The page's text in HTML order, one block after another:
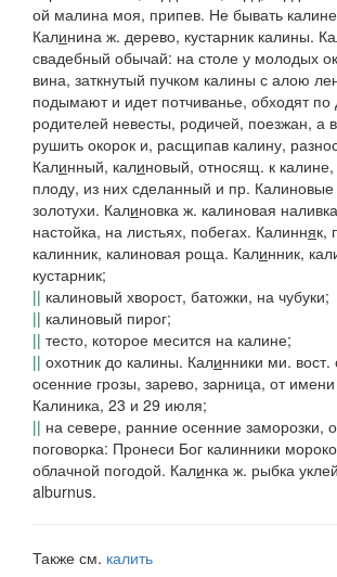
ой малина моя, припев. Не бывать
Калинина ж. дерево, кустарник калины.
свадебный обычай: на столе у молодых
вина, заткнутый пучком калины с алою
подымаюти идет потчиванье, обходят
родителей невесты, родичей, поезжан, а
рушить окорок и, расщипав калину,
Калинный, калиновый, относящ. к
плоду, из них сделанный и пр. Калиновые
золотухи. Калиновка ж. калиновая
настойка, на листьях, побегах. Калинняк,
калинник, калиновая роща. Калинник,
кустарник;
|| калиновый хворост, батожки, на чубуки;
|| калиновый пирог;
|| тесто, которое месится на калине;
|| охотник до калины. Калинники ми. вост.
осенние грозы, зарево, зарница, от имени
Калиника, 23 и 29 июля;
|| на севере, ранние осенние заморозки,
поговорка: Пронеси Бог калинники
облачной погодой. Калинка ж. рыбка
alburnus.
Также см. калить